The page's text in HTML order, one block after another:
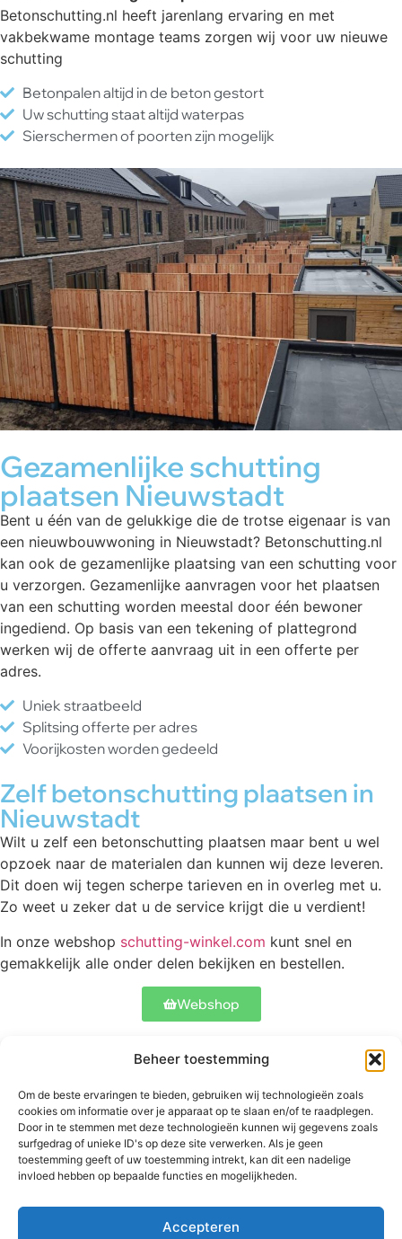
Beheer toestemming
Om de beste ervaringen te bieden, gebruiken wij technologieën zoals
cookies om informatie over je apparaat op te slaan en/of te raadplegen.
Door in te stemmen met deze technologieën kunnen wij gegevens zoals
surfgedrag of unieke ID's op deze site verwerken. Als je geen
toestemming geeft of uw toestemming intrekt, kan dit een nadelige
invloed hebben op bepaalde functies en mogelijkheden.
Accepteren
Betonschutting.nl heeft jarenlang ervaring en met
vakbekwame montage teams zorgen wij voor uw nieuwe
schutting
Betonpalen altijd in de beton gestort
Uw schutting staat altijd waterpas
Sierschermen of poorten zijn mogelijk
Gezamenlijke schutting
plaatsen Nieuwstadt
Bent u één van de gelukkige die de trotse eigenaar is van
een nieuwbouwwoning in Nieuwstadt? Betonschutting.nl
kan ook de gezamenlijke plaatsing van een schutting voor
u verzorgen. Gezamenlijke aanvragen voor het plaatsen
van een schutting worden meestal door één bewoner
ingediend. Op basis van een tekening of plattegrond
werken wij de offerte aanvraag uit in een offerte per
adres.
Uniek straatbeeld
Splitsing offerte per adres
Voorijkosten worden gedeeld
Zelf betonschutting plaatsen in
Nieuwstadt
Wilt u zelf een betonschutting plaatsen maar bent u wel
opzoek naar de materialen dan kunnen wij deze leveren.
Dit doen wij tegen scherpe tarieven en in overleg met u.
Zo weet u zeker dat u de service krijgt die u verdient!
In onze webshop schutting-winkel.com kunt snel en
gemakkelijk alle onder delen bekijken en bestellen.
Webshop
Abtstraat 17
5504 CH
Veldhoven
+31 06
53827900
Betonschutting
Standaard
schutting
Luxe schutting
Hekwerken
schuttingen
Veelgestelde
vragen
Bekijk ons werk